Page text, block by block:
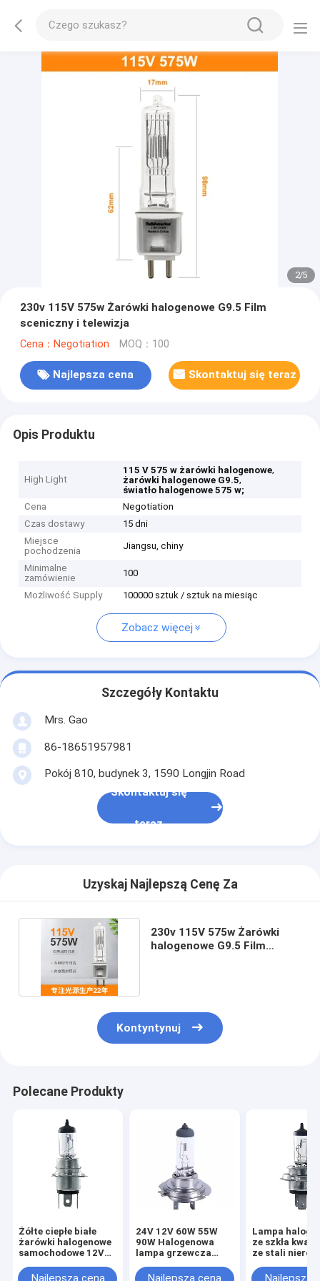
2/5
230v 115V 575w Żarówki halogenowe G9.5 Film
sceniczny i telewizja
Cena：Negotiation MOQ：100
Najlepsza cena Skontaktuj się teraz
Opis Produktu
High Light
115 V 575 w żarówki halogenowe,
żarówki halogenowe G9.5,
światło halogenowe 575 w;
Cena
Negotiation
Czas dostawy
15 dni
Miejsce
pochodzenia
Jiangsu, chiny
Minimalne
zamówienie
100
Możliwość Supply 100000 sztuk / sztuk na miesiąc
Zobacz więcej
Szczegóły Kontaktu
Mrs. Gao
86-18651957981
Pokój 810, budynek 3, 1590 Longjin Road
Skontaktuj się
teraz
Uzyskaj Najlepszą Cenę Za
230v 115V 575w Żarówki
halogenowe G9.5 Film
Kontyntynuj
Polecane Produkty
Żółte ciepłe białe
żarówki halogenowe
samochodowe 12V
100 90W
24V 12V 60W 55W
90W Halogenowa
lampa grzewcza
do samochodów
Lampa
ze szkła
ze stali
żarówki